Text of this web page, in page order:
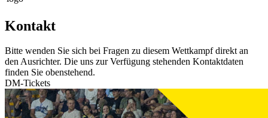
Kontakt
Bitte wenden Sie sich bei Fragen zu diesem Wettkampf direkt an
den Ausrichter. Die uns zur Verfügung stehenden Kontaktdaten
finden Sie obenstehend.
DM-Tickets